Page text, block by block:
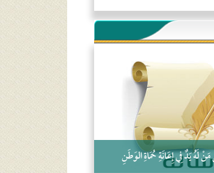
في الجزائر
لَهُ يَدٌ فِي إِعَانَةِ حُمَاةِ الوَطَنِ